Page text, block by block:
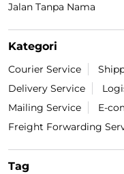
Jalan Tanpa Nama
Kategori
Courier Service
Delivery Service
Mailing Service
E-
Freight Forwarding
Tag